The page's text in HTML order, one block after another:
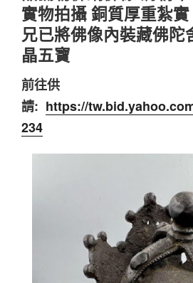
實物拍攝 銅質厚重紮
兄已將佛像內裝藏佛陀
晶五寶
前往供
請: https://
234